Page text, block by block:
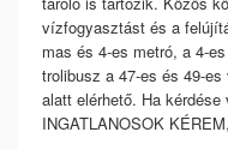
vízfogyasztást és a
mas és 4-es metró, a 4-
trolibusz a 47-es és 49-
alatt elérhető. Ha
INGATLANOSOK